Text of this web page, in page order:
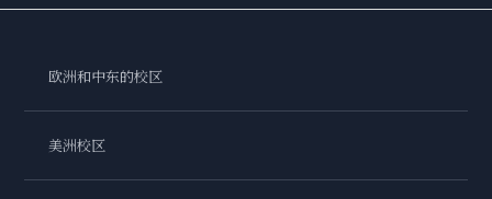
欧洲和中东的校区
美洲校区